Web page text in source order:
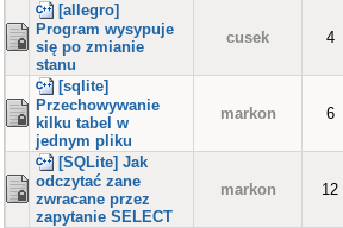
[allegro]
Program wysypuje
się po zmianie
stanu
cusek 4
[sqlite]
Przechowywanie
kilku tabel w
jednym pliku
markon 6
[SQLite] Jak
odczytać zane
zwracane przez
zapytanie SELECT
markon 12